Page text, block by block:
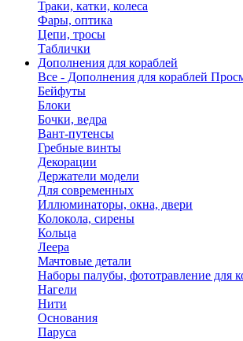
Траки, катки, колеса
Фары, оптика
Цепи, тросы
Таблички
Дополнения для кораблей
Все - Дополнения для кораблей
Бейфуты
Блоки
Бочки, ведра
Вант-путенсы
Гребные винты
Декорации
Держатели модели
Для современных
Иллюминаторы, окна, двери
Колокола, сирены
Кольца
Леера
Мачтовые детали
Наборы палубы, фототравление для
Нагели
Нити
Основания
Паруса